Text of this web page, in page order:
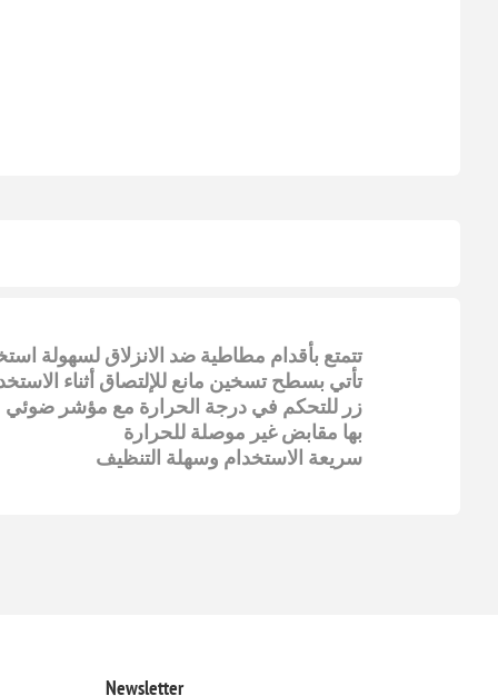
تتمتع بأقدام مطاطية ضد الانزلاق لسهولة
تأتي بسطح تسخين مانع للإلتصاق أثناء
زر للتحكم في درجة الحرارة مع مؤشر ضوئي
بها مقابض غير موصلة للحرارة
سريعة الاستخدام وسهلة التنظيف
Newsletter